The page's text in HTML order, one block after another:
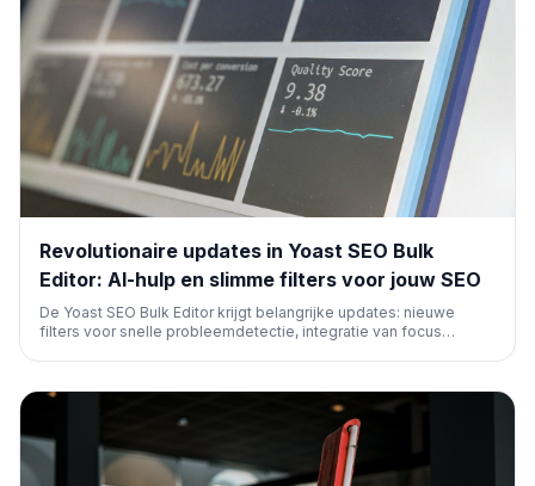
Revolutionaire updates in Yoast SEO Bulk
Editor: AI-hulp en slimme filters voor jouw SEO
De Yoast SEO Bulk Editor krijgt belangrijke updates: nieuwe
filters voor snelle probleemdetectie, integratie van focus
bulkfixes en AI-ondersteunde contentcreatie mogelijk.